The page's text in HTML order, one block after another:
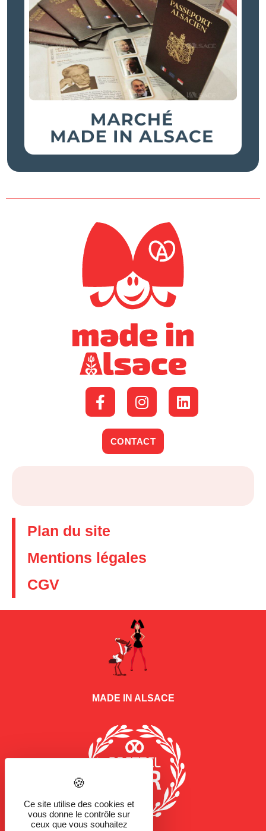
CONTACT
Plan du site
Mentions légales
CGV
MADE IN ALSACE
Ce site utilise des cookies et
vous donne le contrôle sur
ceux que vous souhaitez